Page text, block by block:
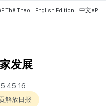
Thể Thao English Edition 中文
发展
解放日报